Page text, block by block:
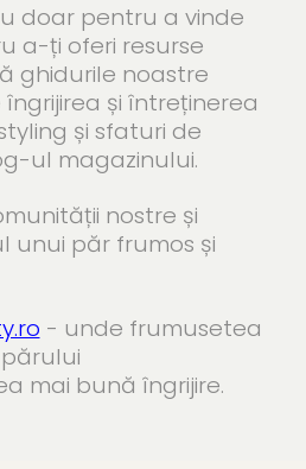
pentru a vinde
a-ți oferi resurse
ghidurile noastre
și întreținerea
și sfaturi de
ul magazinului.
nostre și
unui păr frumos și
- unde frumusetea
părului
mai bună îngrijire.